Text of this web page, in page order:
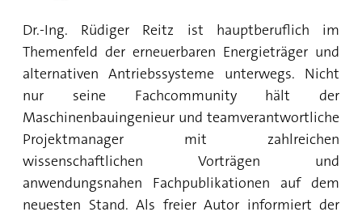
Dr.-Ing. Rüdiger Reitz ist hauptberuflich im
Themenfeld der erneuerbaren Energieträger und
alternativen Antriebssysteme unterwegs. Nicht
nur seine Fachcommunity hält der
Maschinenbauingenieur und teamverantwortliche
Projektmanager mit zahlreichen
wissenschaftlichen Vorträgen und
anwendungsnahen Fachpublikationen auf dem
neuesten Stand. Als freier Autor informiert der